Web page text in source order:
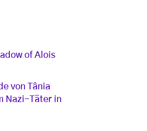
of Alois
von Tânia
Nazi-Täter in